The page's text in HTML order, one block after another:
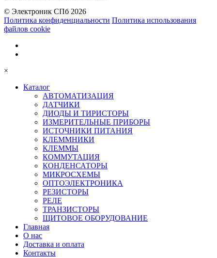
© Электроник СПб 2026
Политика конфиденциальности Политика использования
файлов cookie
×
Каталог
АВТОМАТИЗАЦИЯ
ДАТЧИКИ
ДИОДЫ И ТИРИСТОРЫ
ИЗМЕРИТЕЛЬНЫЕ ПРИБОРЫ
ИСТОЧНИКИ ПИТАНИЯ
КЛЕММНИКИ
КЛЕММЫ
КОММУТАЦИЯ
КОНДЕНСАТОРЫ
МИКРОСХЕМЫ
ОПТОЭЛЕКТРОНИКА
РЕЗИСТОРЫ
РЕЛЕ
ТРАНЗИСТОРЫ
ЩИТОВОЕ ОБОРУДОВАНИЕ
Главная
О нас
Доставка и оплата
Контакты